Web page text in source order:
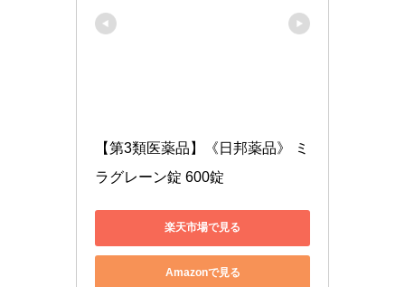
【第3類医薬品】《日邦薬品》 ミ
ラグレーン錠 600錠
楽天市場で見る
Amazonで見る